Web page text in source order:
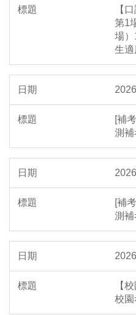
【
第1
場
生適
[補
測
[補
測
【
校園